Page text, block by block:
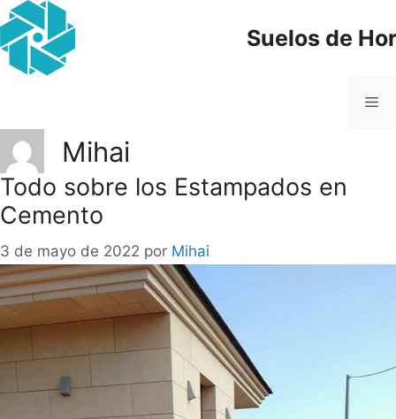
Suelos de
Mihai
Todo sobre los Estampados en
Cemento
3 de mayo de 2022 por Mihai